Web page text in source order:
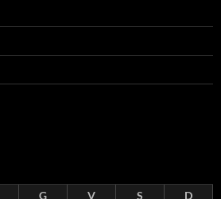
G V S D